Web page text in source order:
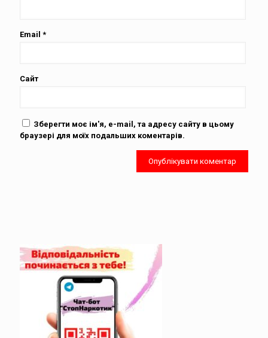
Email *
Сайт
Зберегти моє ім'я, e-mail, та адресу сайту в цьому
браузері для моїх подальших коментарів.